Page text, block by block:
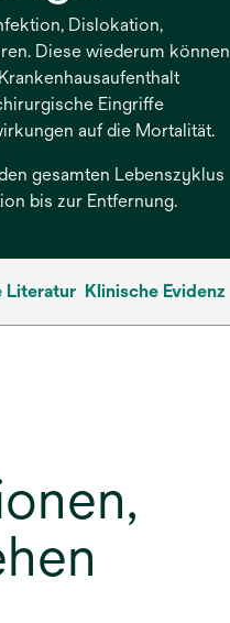
Dislokation,
Diese wiederum können
Eingriffe
auf die Mortalität.
gesamten Lebenszyklus
bis zur Entfernung.
Literatur Klinische Evidenz